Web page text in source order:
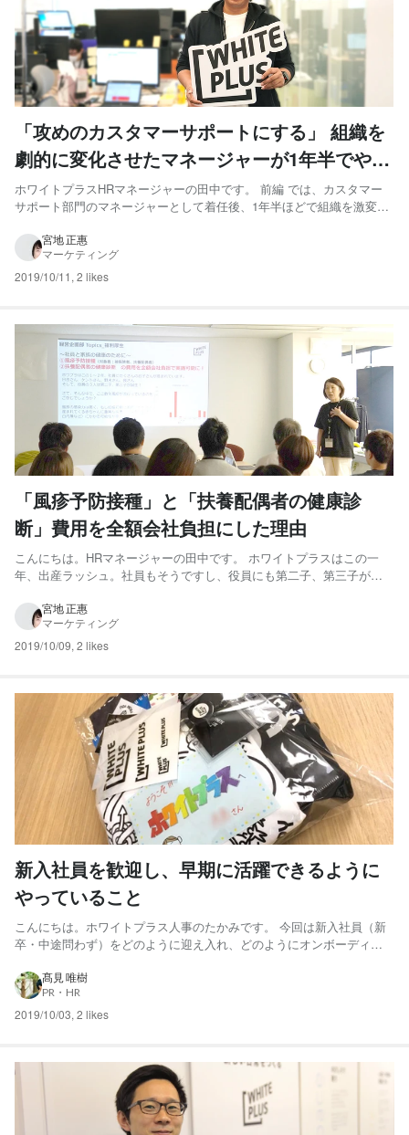
「攻めのカスタマーサポートにする」 組織を
劇的に変化させたマネージャーが1年半でやっ
たこと（後編）
ホワイトプラスHRマネージャーの田中です。 前編 では、カスタマー
サポート部門のマネージャーとして着任後、1年半ほどで組織を激変さ
ーケティング部CRMグループのマネージャーに異動となり、現在は
「リネット 」のお客様に長く使い続けていただくための施...
宮地 正惠
マーケティング
2019/10/11 , 2 likes
「風疹予防接種」と「扶養配偶者の健康診
断」費用を全額会社負担にした理由
こんにちは。HRマネージャーの田中です。 ホワイトプラスはこの一
年、出産ラッシュ。社員もそうですし、役員にも第二子、第三子が誕
しょうか？ 風疹は感染力が強く、妊婦の方がかかると赤ちゃんが重篤
な疾患を持って生まれて来る確率が高まってしまう怖いものです。...
宮地 正惠
マーケティング
2019/10/09, 2 likes
新入社員を歓迎し、早期に活躍できるように
やっていること
こんにちは。ホワイトプラス人事のたかみです。 今回は新入社員（新
卒・中途問わず）をどのように迎え入れ、どのようにオンボーディン
少し関わっていたこともあり、また入社2日目に社長の井下から「入社
時オリエン作って」と言われたこともあり（どちらかといえば、入...
髙見 唯樹
PR・HR
2019/10/03, 2 likes